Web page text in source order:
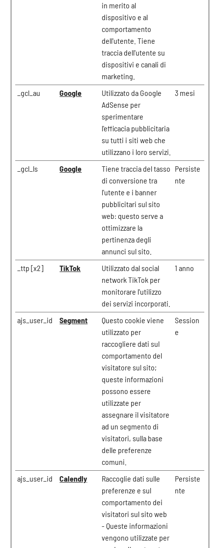
in merito al
dispositivo e al
comportamento
dell'utente. Tiene
traccia dell'utente su
dispositivi e canali di
marketing.
_gcl_au Google
Utilizzato da Google
AdSense per
sperimentare
l'efficacia pubblicitaria
su tutti i siti web che
utilizzano i loro servizi.
3 mesi
_gcl_ls Google
Tiene traccia del tasso
di conversione tra
l'utente e i banner
pubblicitari sul sito
web: questo serve a
ottimizzare la
pertinenza degli
annunci sul sito.
Persiste
nte
_ttp [x2] TikTok
Utilizzato dal social
network TikTok per
monitorare l'utilizzo
dei servizi incorporati.
1 anno
ajs_user_id Segment
Questo cookie viene
utilizzato per
raccogliere dati sul
comportamento del
visitatore sul sito;
queste informazioni
possono essere
utilizzate per
assegnare il visitatore
ad un segmento di
visitatori, sulla base
delle preferenze
comuni.
Session
e
ajs_user_id Calendly
Raccoglie dati sulle
preferenze e sul
comportamento dei
visitatori sul sito web
- Queste informazioni
vengono utilizzate per
Persiste
nte